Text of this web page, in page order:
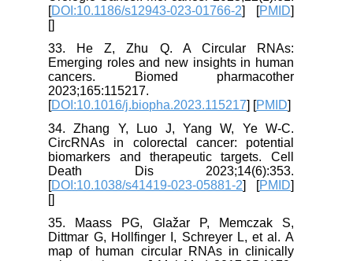
[DOI:10.1186/s12943-023-01766-2 ] [PMID
33. He Z, Zhu Q. A Circular RNAs:
Emerging roles and new insights in human
cancers. Biomed pharmacother
2023;165:115217.
[DOI:10.1016/j.biopha.2023.115217] [PMID
34. Zhang Y, Luo J, Yang W, Ye W-C.
CircRNAs in colorectal cancer: potential
biomarkers and therapeutic targets. Cell
Death Dis 2023;14(6):353.
[DOI:10.1038/s41419-023-05881-2 ] [PMID
35. Maass PG, Glažar P, Memczak S,
Dittmar G, Hollfinger I, Schreyer L, et al. A
map of human circular RNAs in clinically